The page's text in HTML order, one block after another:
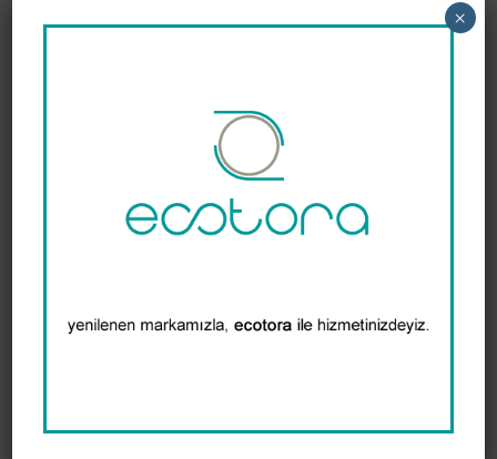
karar, gerekçelerini de içermelidir. Karar,
gerekçeleriyle birlikte ve özellikle uygunsuzluğun;
a) Uygulama tebliğlerinin gerekliliklerinin
b) Uyumlaştırılmış standartların yanlış uygulanması,
nedeniyle ortaya çıkıp çıkmadığını Ticaret Bakanlığı
aracılığıyla Komisyona ve üye ülkelere derhal bildirir.
kararlar, şeffaf bir şekilde kamuoyu ile paylaşılır.
Uygunluk değerlendirmesi
×